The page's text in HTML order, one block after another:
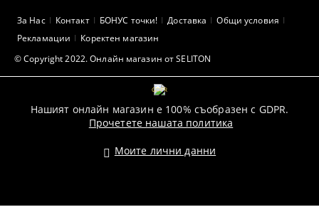
© Copyright 2022. Онлайн магазин от SELITON
За Нас Контакт БОНУС точки! Доставка
Общи условия
Рекламации
Коректен магазин
GDPR
Нашият онлайн магазин е 100% съобразен с GDPR.
Прочетете нашата политика
Моите лични данни